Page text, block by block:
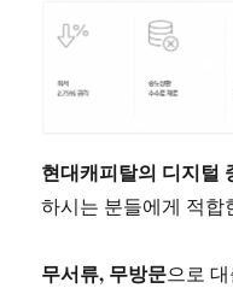
현대캐피탈의 디지털
하시는 분들에게 적합
무서류, 무방문으로